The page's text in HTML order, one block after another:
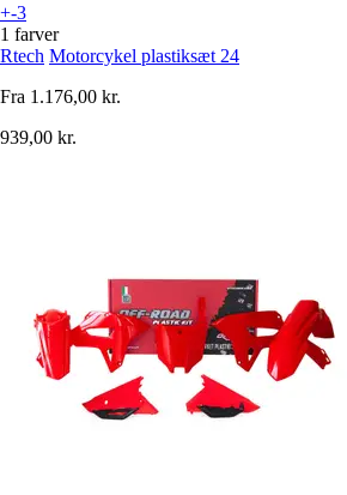
+-3
1 farver
Rtech Motorcykel plastiksæt 24
Fra 1.176,00 kr.
939,00 kr.